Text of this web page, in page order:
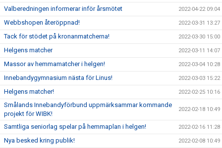
Valberedningen informerar inför årsmötet 2022-04-22 09:04
Webbshopen återöppnad! 2022-03-31 13:27
Tack för stödet på kronanmatcherna! 2022-03-30 15:00
Helgens matcher 2022-03-11 14:07
Massor av hemmamatcher i helgen! 2022-03-04 10:28
Innebandygymnasium nästa för Linus! 2022-03-03 15:22
Helgens matcher! 2022-02-25 10:16
Smålands Innebandyförbund uppmärksammar kommande
projekt för WIBK!
2022-02-18 10:49
Samtliga seniorlag spelar på hemmaplan i helgen! 2022-02-16 11:28
Nya besked kring publik! 2022-02-08 10:49